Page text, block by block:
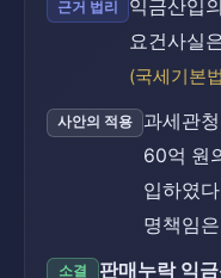
근거 법리
익금산입
요건사실
(국세기본
사안의 적용
과세관
60억 원
입하였
명책임
소결
판매누락 익